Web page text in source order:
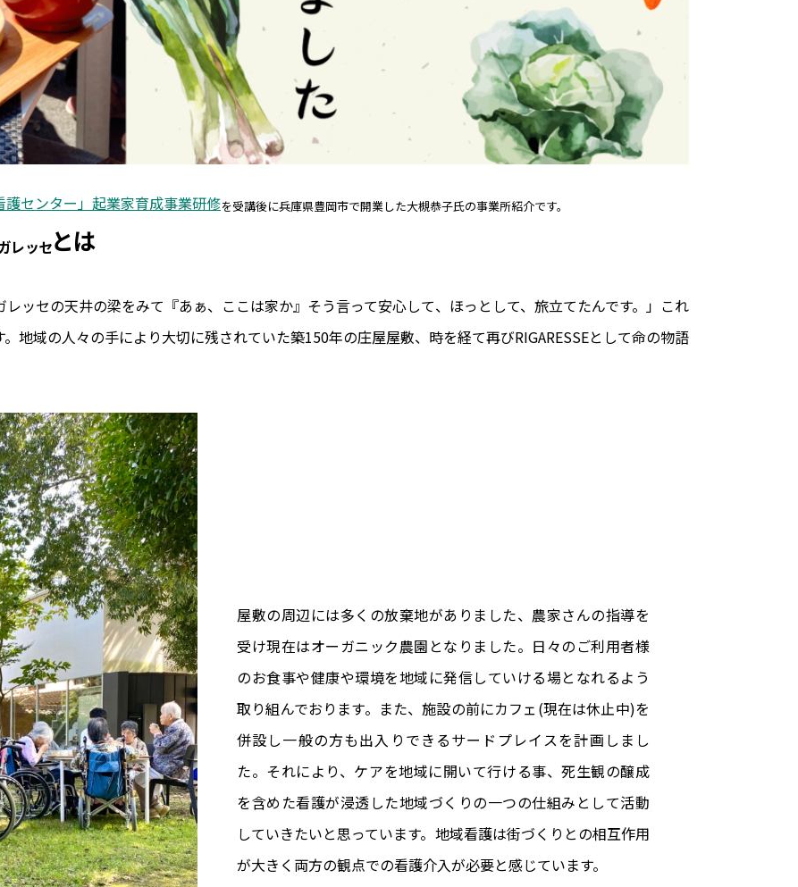
護センター」起業家育成事業研修を受講後に兵庫県豊岡市で開業した大槻恭子氏の事業所紹介です。
レッセとは
レッセの天井の梁をみて『あぁ、ここは家か』そう言って安心して、ほっとして、旅立てたんです。」これ
地域の人々の手により大切に残されていた築150年の庄屋屋敷、時を経て再びRIGARESSEとして命の物語
屋敷の周辺には多くの放棄地がありました、農家さんの指導を
受け現在はオーガニック農園となりました。日々のご利用者様
のお食事や健康や環境を地域に発信していける場となれるよう
取り組んでおります。また、施設の前にカフェ(現在は休止中)を
併設し一般の方も出入りできるサードプレイスを計画しまし
た。それにより、ケアを地域に開いて行ける事、死生観の醸成
を含めた看護が浸透した地域づくりの一つの仕組みとして活動
していきたいと思っています。地域看護は街づくりとの相互作用
が大きく両方の観点での看護介入が必要と感じています。